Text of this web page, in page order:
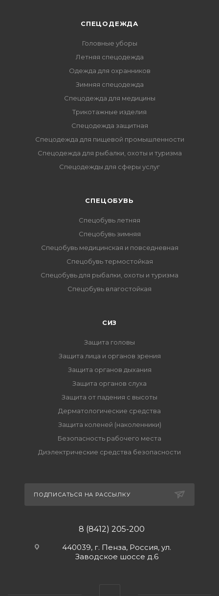
СПЕЦОДЕЖДА
Головные уборы
Летняя спецодежда
Одежда для охранников
Зимняя спецодежда
Спецодежда для медицины
Трикотажные изделия
Спецодежда защитная
Спецодежда для пищевой промышленности
Спецодежда для рыбалки, охоты и туризма
Спецодежды для сферы услуг
CПЕЦОБУВЬ
Спецобувь летняя
Спецобувь зимняя
Спецобувь медицинская и повседневная
Спецобувь термостойкая
Спецобувь для рыбалки, охоты и туризма
Спецобувь влагостойкая
СИЗ
Защита головы
Защита лица и органов зрения
Защита органов дыхания
Защита органов слуха
Защита от падения с высоты
Дерматологические средства
Защита коленей (наколенники)
Безопасность рабочего места
Диэлектрические средства безопасности
ПОДПИСАТЬСЯ НА РАССЫЛКУ
8 (8412) 205-200
440039, г. Пенза, Россия, ул.
Заводское шоссе д.6